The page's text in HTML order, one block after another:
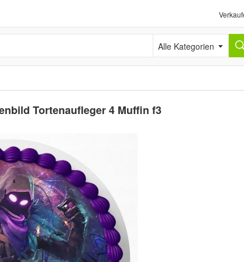
Alle Kategorien
Tortenaufleger 4 Muffin f3